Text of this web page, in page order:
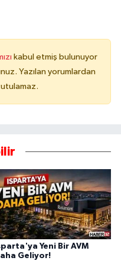
kabul etmiş bulunuyor
Yazılan yorumlardan
Yeni Bir AVM
Geliyor!